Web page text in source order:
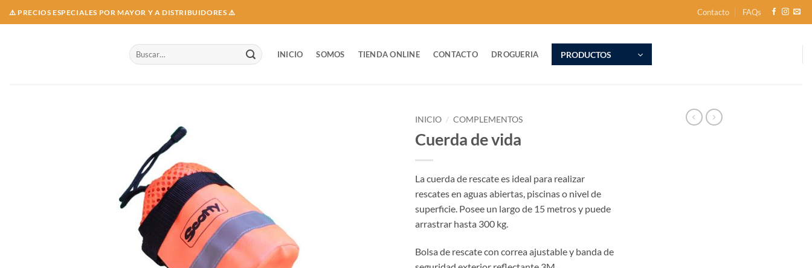
Skip
to
⚠️ PRECIOS ESPECIALES POR MAYOR Y A DISTRIBUIDORES ⚠️ Contacto FAQs
Buscar
por:
INICIO SOMOS TIENDA ONLINE CONTACTO DROGUERIA PRODUCTOS
INICIO / COMPLEMENTOS
Cuerda de vida
La cuerda de rescate es ideal para realizar
rescates en aguas abiertas, piscinas o nivel de
superficie. Posee un largo de 15 metros y puede
arrastrar hasta 300 kg.
Bolsa de rescate con correa ajustable y banda de